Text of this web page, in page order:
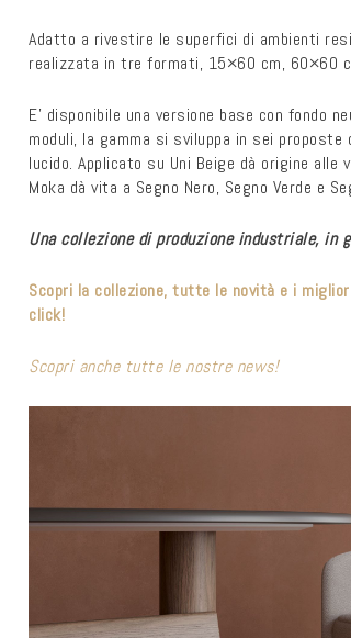
Adatto a rivestire le superfici di ambienti
realizzata in tre formati, 15×60 cm, 60×60
E’ disponibile una versione base con fondo
moduli, la gamma si sviluppa in sei
lucido. Applicato su Uni Beige dà origine alle
Moka dà vita a Segno Nero, Segno Verde e
Una collezione di produzione industriale, in
Scopri la collezione, tutte le novità e i
click!
Scopri anche tutte le nostre news!